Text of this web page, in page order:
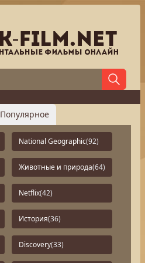
Популярное
National Geographic(92)
Животные и природа(64)
Netflix(42)
История(36)
Discovery(33)